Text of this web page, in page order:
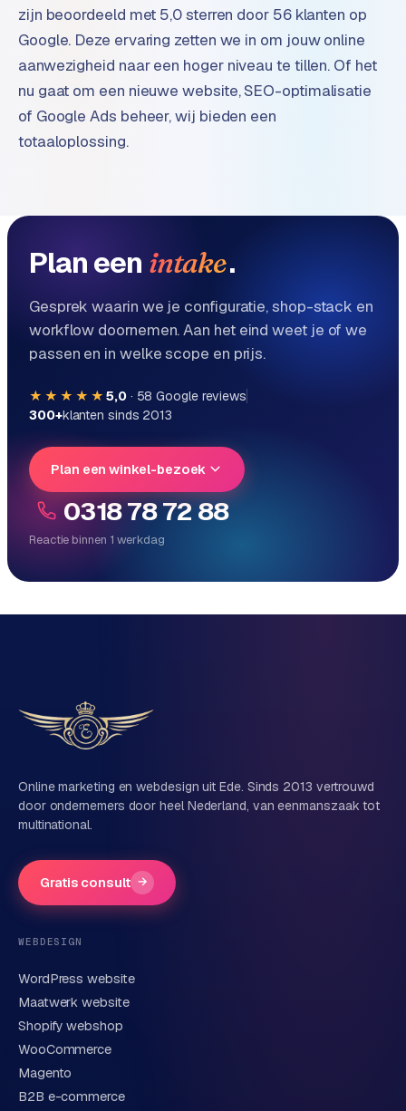
zijn beoordeeld met 5,0 sterren door 56 klanten op
Google. Deze ervaring zetten we in om jouw online
aanwezigheid naar een hoger niveau te tillen. Of het
nu gaat om een nieuwe website, SEO-optimalisatie
of Google Ads beheer, wij bieden een
totaaloplossing.
Plan een intake.
Gesprek waarin we je configuratie, shop-stack en
workflow doornemen. Aan het eind weet je of we
passen en in welke scope en prijs.
★★★★★ 5,0· 58 Google reviews
300+klanten sinds 2013
Plan een winkel-bezoek
0318 78 72 88
Reactie binnen 1 werkdag
Direct persoonlijk contact, geen ticketsysteem
Vertel ons over je project
Naam
Bedrijfsnaam
Telefoonnummer(optioneel)
Korte omschrijving van je vraag of project
Online marketing en webdesign uit Ede. Sinds 2013 vertrouwd
door ondernemers door heel Nederland, van eenmanszaak tot
multinational.
Gratis consult →
WEBDESIGN
WordPress website
Maatwerk website
Shopify webshop
WooCommerce
Magento
B2B e-commerce